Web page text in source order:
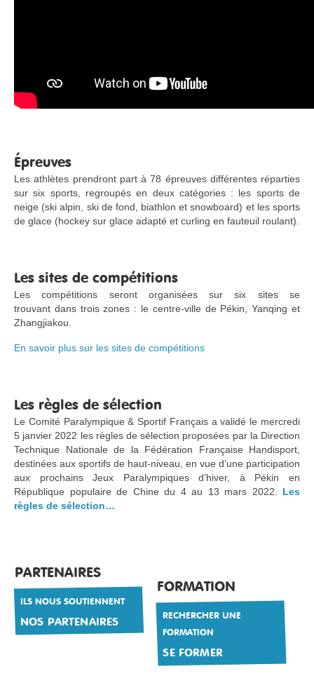
Épreuves
Les athlètes prendront part à 78 épreuves différentes réparties
sur six sports, regroupés en deux catégories : les sports de
neige (ski alpin, ski de fond, biathlon et snowboard) et les sports
de glace (hockey sur glace adapté et curling en fauteuil roulant).
Les sites de compétitions
Les compétitions seront organisées sur six sites se
trouvant dans trois zones : le centre-ville de Pékin, Yanqing et
Zhangjiakou.
En savoir plus sur les sites de compétitions
Les règles de sélection
Le Comité Paralympique & Sportif Français a validé le mercredi
5 janvier 2022 les règles de sélection proposées par la Direction
Technique Nationale de la Fédération Française Handisport,
destinées aux sportifs de haut-niveau, en vue d’une participation
aux prochains Jeux Paralympiques d’hiver, à Pékin en
République populaire de Chine du 4 au 13 mars 2022. Les
règles de sélection…
PARTENAIRES
ILS NOUS SOUTIENNENT
NOS PARTENAIRES
FORMATION
RECHERCHER UNE
FORMATION
SE FORMER